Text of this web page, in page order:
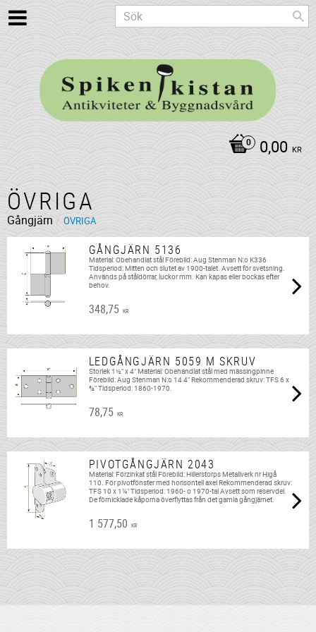
0,00 KR
ÖVRIGA
Gångjärn ÖVRIGA
GÅNGJÄRN 5136
Material: Obehandlat stål Förebild: Aug Stenman N:o K336
Tidsperiod: Mitten och slutet av 1900-talet. Avsett för svetsning.
Används på ståldörrar, luckor mm. Kan kapas eller bockas efter
behov.
348,75 KR
LEDGÅNGJÄRN 5059 M SKRUV
Storlek 1½" x 4" Material: Obehandlat stål med mässingpinne
Förebild: Aug Stenman N:o 14 4" Rekommenderad skruv: TFS 6 x
¾" Tidsperiod: 1860-1970.
78,75 KR
PIVOTGÅNGJÄRN 2043
Material: Förzinkat stål Förebild: Hillerstorps Metallverk nr Higå
110. För pivotfönster med horisontell axel Rekommenderad skruv:
TFS 10 x 1¼" Tidsperiod: 1960- o 1970-tal Avsett som reservdel.
De förnicklade kåporna överflyttas från det gamla gångjärnet.
1 577,50 KR